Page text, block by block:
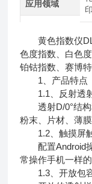
应用领域
黄色指数仪
色度指数、白色
铂钴指数、赛博
1、产品特点
1.1、反射透
透射D/0°结构
粉末、片材、薄
1.2、触摸屏
配置Android操
常操作手机一样的
1.3、开放包